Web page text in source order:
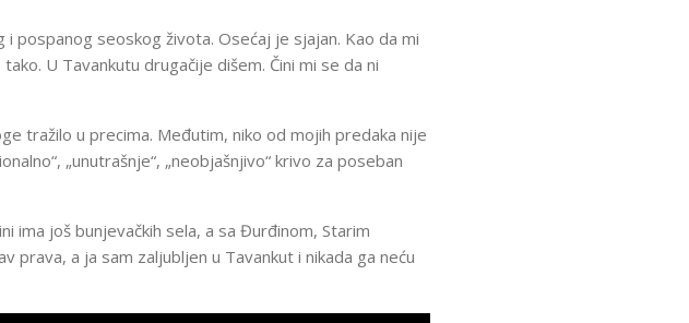
i pospanog seoskog života. Osećaj je sjajan. Kao da mi
U Tavankutu drugačije dišem. Čini mi se da ni
tražilo u precima. Međutim, niko od mojih predaka nije
„unutrašnje“, „neobjašnjivo“ krivo za poseban
ima još bunjevačkih sela, a sa Đurđinom, Starim
prava, a ja sam zaljubljen u Tavankut i nikada ga neću